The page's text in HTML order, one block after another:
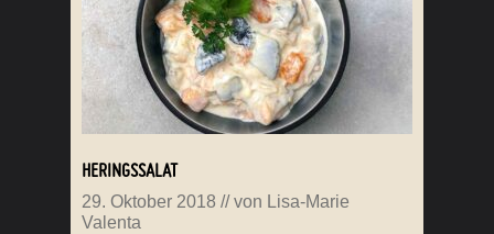
HERINGSSALAT
29. Oktober 2018 // von Lisa-Marie
Valenta